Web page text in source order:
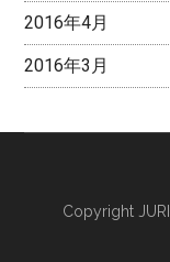
2016年4月
2016年3月
Copyright